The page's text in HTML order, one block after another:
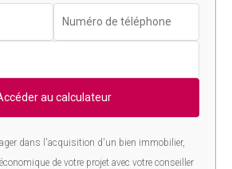
au calculateur
dans l'acquisition d'un bien immobilier,
de votre projet avec votre conseiller